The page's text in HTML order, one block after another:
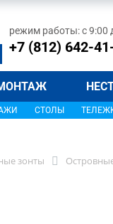
режим работы: с 9:00
+7 (812) 642-
СТОЛЫ
зонты